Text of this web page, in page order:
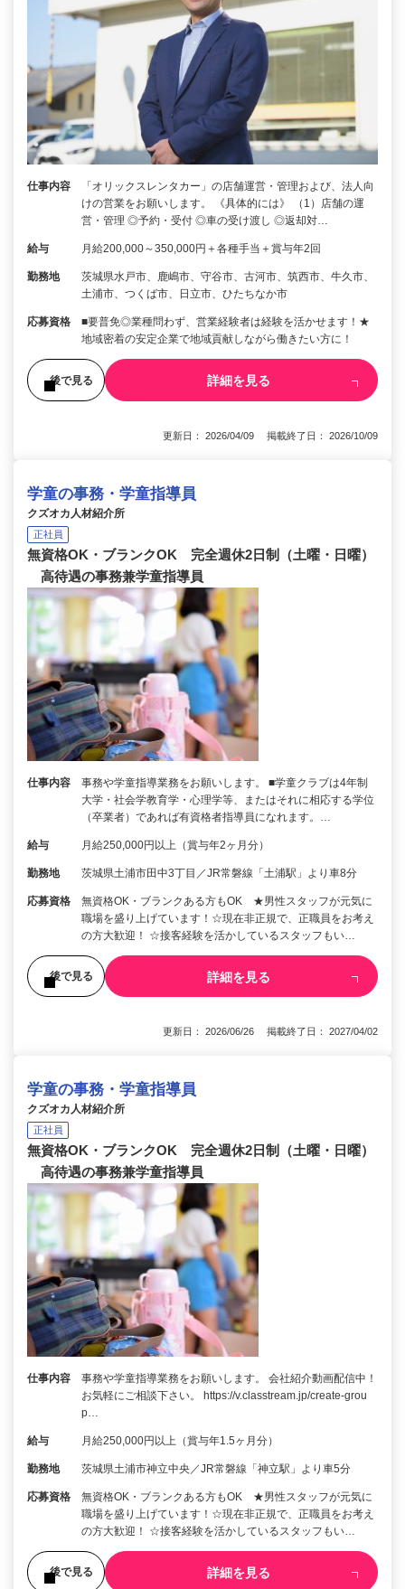
仕事内容
「オリックスレンタカー」の店舗運営・管理および、法人向
けの営業をお願いします。 《具体的には》 （1）店舗の運
営・管理 ◎予約・受付 ◎車の受け渡し ◎返却対…
給与 月給200,000～350,000円＋各種手当＋賞与年2回
勤務地
茨城県水戸市、鹿嶋市、守谷市、古河市、筑西市、牛久市、
土浦市、つくば市、日立市、ひたちなか市
応募資格
■要普免◎業種問わず、営業経験者は経験を活かせます！★
地域密着の安定企業で地域貢献しながら働きたい方に！
後で見る 詳細を見る
更新日： 2026/04/09 掲載終了日： 2026/10/09
学童の事務・学童指導員
クズオカ人材紹介所
正社員
無資格OK・ブランクOK 完全週休2日制（土曜・日曜）
高待遇の事務兼学童指導員
仕事内容
事務や学童指導業務をお願いします。 ■学童クラブは4年制
大学・社会学教育学・心理学等、またはそれに相応する学位
（卒業者）であれば有資格者指導員になれます。…
給与 月給250,000円以上（賞与年2ヶ月分）
勤務地 茨城県土浦市田中3丁目／JR常磐線「土浦駅」より車8分
応募資格
無資格OK・ブランクある方もOK ★男性スタッフが元気に
職場を盛り上げています！☆現在非正規で、正職員をお考え
の方大歓迎！ ☆接客経験を活かしているスタッフもい…
後で見る 詳細を見る
更新日： 2026/06/26 掲載終了日： 2027/04/02
学童の事務・学童指導員
クズオカ人材紹介所
正社員
無資格OK・ブランクOK 完全週休2日制（土曜・日曜）
高待遇の事務兼学童指導員
仕事内容
事務や学童指導業務をお願いします。 会社紹介動画配信中！
お気軽にご相談下さい。 https://v.classtream.jp/create-grou
p…
給与 月給250,000円以上（賞与年1.5ヶ月分）
勤務地 茨城県土浦市神立中央／JR常磐線「神立駅」より車5分
応募資格
無資格OK・ブランクある方もOK ★男性スタッフが元気に
職場を盛り上げています！☆現在非正規で、正職員をお考え
の方大歓迎！ ☆接客経験を活かしているスタッフもい…
後で見る 詳細を見る